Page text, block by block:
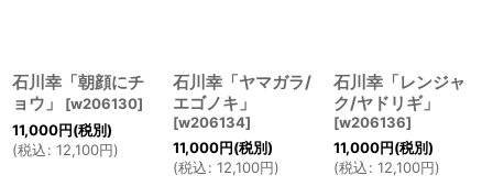
石川幸「朝顔にチ
ョウ」
[w206130]
11,000円(税別)
(税込: 12,100円)
石川幸「ヤマガラ/
エゴノキ」
[w206134]
11,000円(税別)
(税込: 12,100円)
石川幸「レンジャ
ク/ヤドリギ」
[w206136]
11,000円(税別)
(税込: 12,100円)